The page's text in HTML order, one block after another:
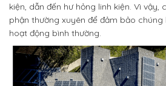
kiện, dẫn đến hư hỏng linh kiện. Vì vậy,
phận thường xuyên để đảm bảo
hoạt động bình thường.